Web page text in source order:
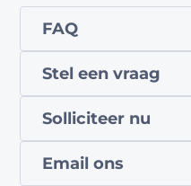
FAQ
Stel een vraag
Solliciteer nu
Email ons